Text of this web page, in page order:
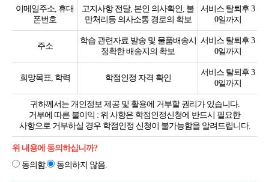
회원이 선정한 문자와 숫자의 조합
다. 비밀번호 : 회원의 비밀 보호를 위하여 회원이 정한 문자와
숫자의 조합
라. 운영자 : 서비스의 전반적인 관리와 원활한 운영을 위하여
마. 해지 : 회사 또는 회원이 서비스 개통 후 이용계약을 해약하는 것
바. 교육과정 : 회사가 원격 교육 희망자에게 회원에게 제공하는 교육
사. 수강료 : 교육과정을 제공하는 대가로 회사가 별도로 정한 금액
제 2 장 서비스 이용 계약
제 5 조 이용 계약의 성립
1. 가입 신청 절차 중 "이용약관에 동의하십니까?" 라는 물음에
이메일주소, 휴대
폰번호
고지사항 전달, 본인 의사확인, 불
만처리등 의사소통 경로의 확보
서비스 탈퇴후 3
0일까지
주소
학습 관련자료 발송 및 물품배송시
정확한 배송지의 확보
서비스 탈퇴후 3
0일까지
희망목표, 학력 학점인정 자격 확인
서비스 탈퇴후 3
0일까지
귀하께서는 개인정보 제공 및 활용에 거부할 권리가 있습니다.
거부에 따른 불이익 : 위 사항은 학점인정신청에 반드시 필요한
사항으로 거부하실 경우 학점인정 신청이 불가능함을 알려드립니다.
위 내용에 동의하십니까?
동의함.
동의하지 않음.